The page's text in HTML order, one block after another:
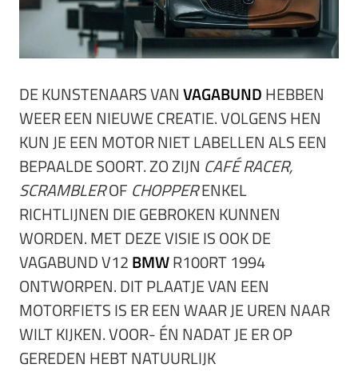
DE KUNSTENAARS VANVAGABUNDHEBBEN
WEER EEN NIEUWE CREATIE. VOLGENS HEN
KUN JE EEN MOTOR NIET LABELLEN ALS EEN
BEPAALDE SOORT. ZO ZIJN CAFÉ RACER,
SCRAMBLEROF CHOPPERENKEL
RICHTLIJNEN DIE GEBROKEN KUNNEN
WORDEN. MET DEZE VISIE IS OOK DE
VAGABUND V12BMWR100RT 1994
ONTWORPEN. DIT PLAATJE VAN EEN
MOTORFIETS IS ER EEN WAAR JE UREN NAAR
WILT KIJKEN. VOOR- ÉN NADAT JE ER OP
GEREDEN HEBT NATUURLIJK